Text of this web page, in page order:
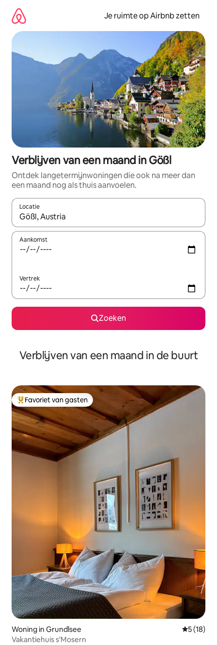
direct
naar
inhoud
Je ruimte op Airbnb zetten
Verblijven van een maand in Gößl
Ontdek langetermijnwoningen die ook na meer dan
een maand nog als thuis aanvoelen.
Locatie
Wanneer er suggesties beschikbaar zijn, maak je een keuze
Aankomst
Vertrek
Zoeken
Verblijven van een maand in de buurt
Topfavoriet van gasten
Favoriet van gasten
Woning in Grundlsee
5 (18)
Vakantiehuis s'Mosern